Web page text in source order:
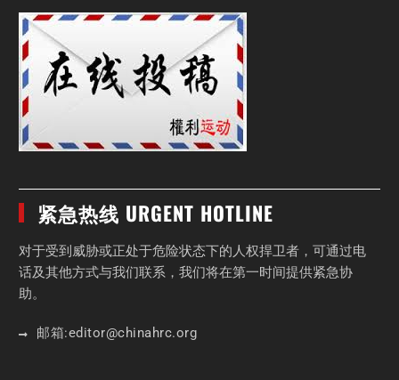
紧急热线 URGENT HOTLINE
对于受到威胁或正处于危险状态下的人权捍卫者，可通过电
话及其他方式与我们联系，我们将在第一时间提供紧急协
助。
邮箱:editor@chinahrc.org